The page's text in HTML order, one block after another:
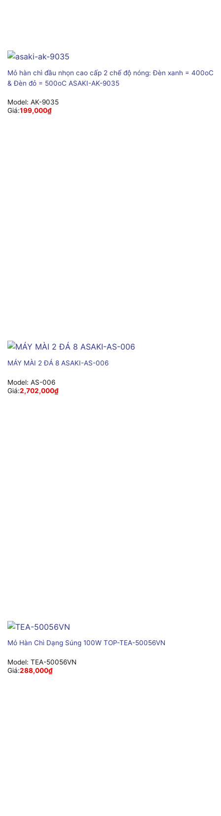
Mỏ hàn chì đầu nhọn cao cấp 2 chế độ nóng: Đèn xanh = 400oC
& Đèn đỏ = 500oC ASAKI-AK-9035
Model: AK-9035
Giá:199,000₫
MÁY MÀI 2 ĐÁ 8 ASAKI-AS-006
Model: AS-006
Giá:2,702,000₫
Mỏ Hàn Chì Dạng Súng 100W TOP-TEA-50056VN
Model: TEA-50056VN
Giá:288,000₫